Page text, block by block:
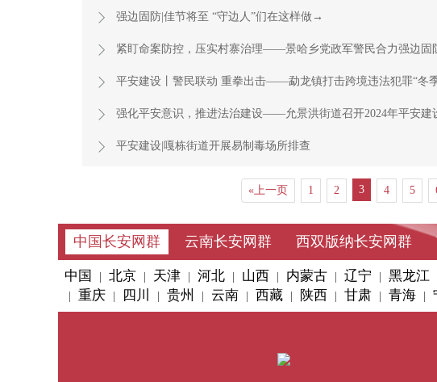
强边固防|佳节将至 “守边人”们在这样做→
紧盯命案防控，压实村寨治理——景哈乡党政军警民合力强边固
平安建设丨警民联动 重拳出击——勐龙镇打击跨境违法犯罪“冬
强化平安意识，推进法治建设——允景洪街道召开2024年平安建
平安建设|嘎栋街道开展易制毒场所排查
«上一页 1 2 3 4 5
中国长安网群 云南长安网群 西双版纳长安网群
中国 北京 天津 河北 山西 内蒙古 辽宁 黑龙江
重庆 四川 贵州 云南 西藏 陕西 甘肃 青海